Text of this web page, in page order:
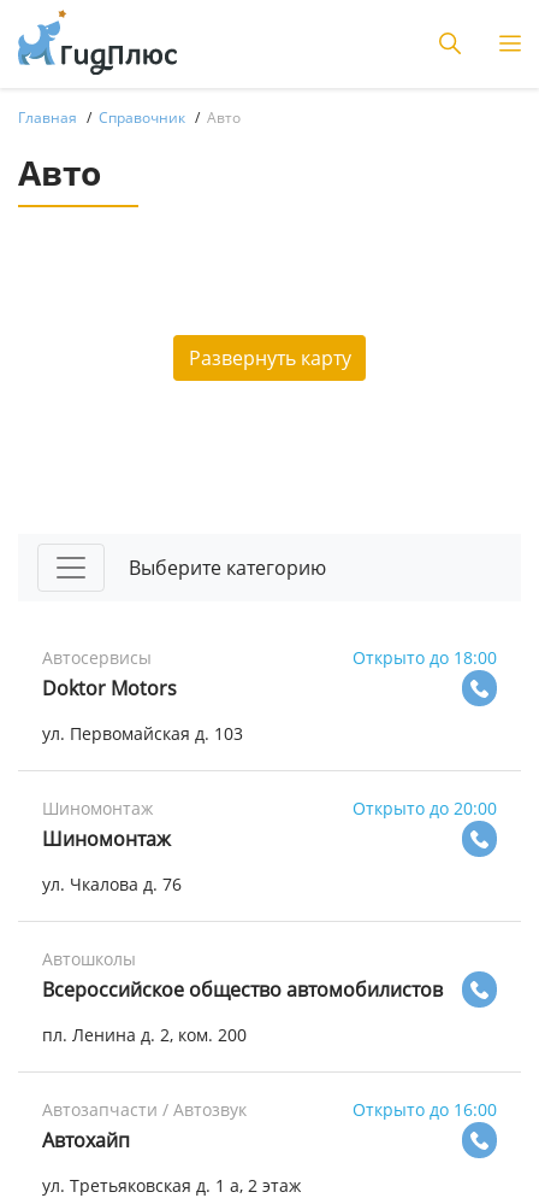
Главная Справочник Авто
Авто
Развернуть карту
Выберите категорию
Автосервисы Открыто до 18:00
Doktor Motors
ул. Первомайская д. 103
Шиномонтаж Открыто до 20:00
Шиномонтаж
ул. Чкалова д. 76
Автошколы
Всероссийское общество автомобилистов
пл. Ленина д. 2, ком. 200
Автозапчасти / Автозвук Открыто до 16:00
Автохайп
ул. Третьяковская д. 1 а, 2 этаж